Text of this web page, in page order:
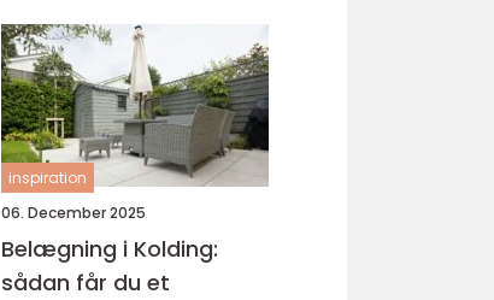
nattesøvn
inspiration
06. December 2025
Belægning i Kolding:
sådan får du et